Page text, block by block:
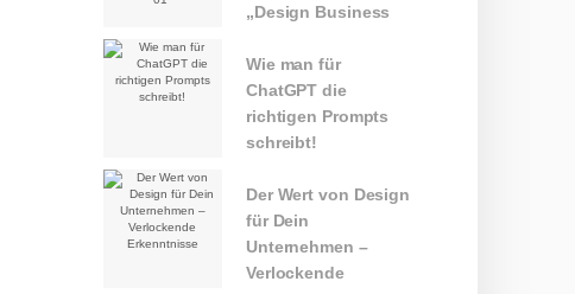
„Design Business
Wie man für
ChatGPT die
richtigen Prompts
schreibt!
Der Wert von Design
für Dein
Unternehmen –
Verlockende